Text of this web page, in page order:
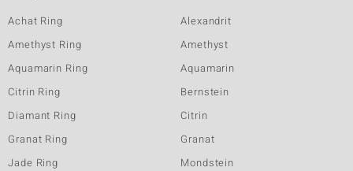
Achat Ring
Amethyst Ring
Aquamarin Ring
Citrin Ring
Diamant Ring
Granat Ring
Jade Ring
Alexandrit
Amethyst
Aquamarin
Bernstein
Citrin
Granat
Mondstein